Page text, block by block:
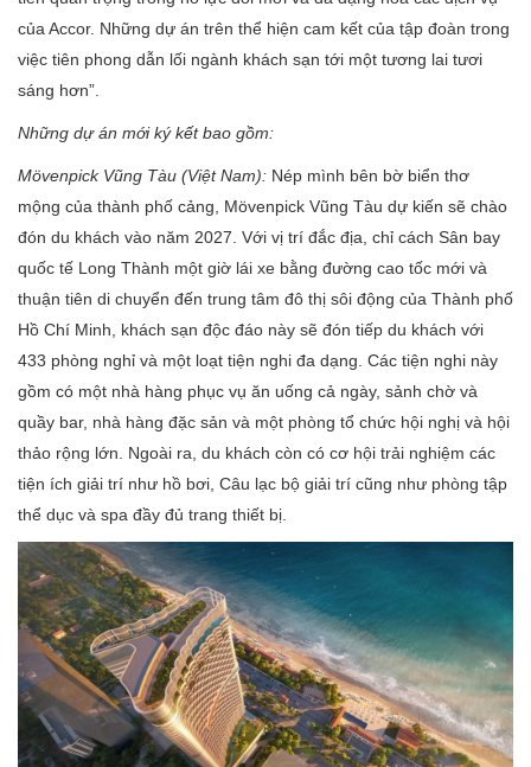
của Accor. Những dự án trên thể hiện cam kết của tập đoàn trong
việc tiên phong dẫn lối ngành khách sạn tới một tương lai tươi
sáng hơn”.
Những dự án mới ký kết bao gồm:
Mövenpick Vũng Tàu (Việt Nam): Nép mình bên bờ biển thơ
mộng của thành phố cảng, Mövenpick Vũng Tàu dự kiến sẽ chào
đón du khách vào năm 2027. Với vị trí đắc địa, chỉ cách Sân bay
quốc tế Long Thành một giờ lái xe bằng đường cao tốc mới và
thuận tiên di chuyển đến trung tâm đô thị sôi động của Thành phố
Hồ Chí Minh, khách sạn độc đáo này sẽ đón tiếp du khách với
433 phòng nghỉ và một loạt tiện nghi đa dạng. Các tiện nghi này
gồm có một nhà hàng phục vụ ăn uống cả ngày, sảnh chờ và
quầy bar, nhà hàng đặc sản và một phòng tổ chức hội nghị và hội
thảo rộng lớn. Ngoài ra, du khách còn có cơ hội trải nghiệm các
tiện ích giải trí như hồ bơi, Câu lạc bộ giải trí cũng như phòng tập
thể dục và spa đầy đủ trang thiết bị.